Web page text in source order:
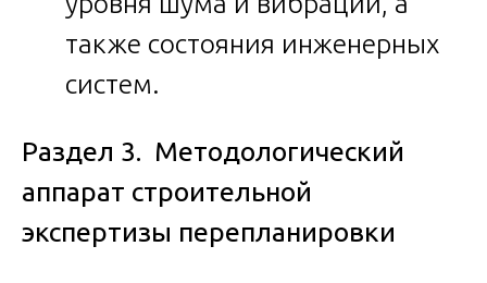
также состояния инженерных
систем.
Раздел 3. Методологический
аппарат строительной
экспертизы перепланировки